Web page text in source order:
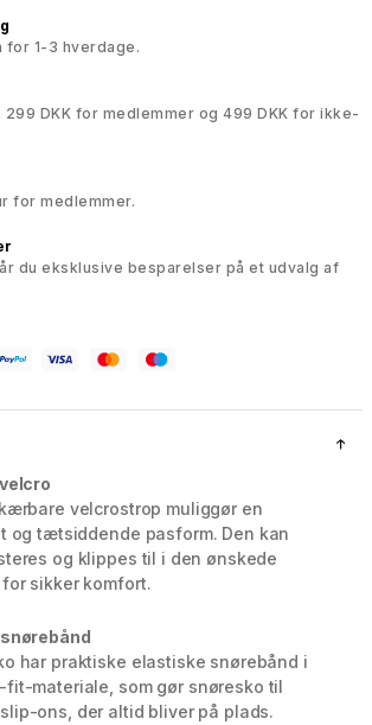
for 1-3 hverdage.
DKK for medlemmer og 499 DKK for ikke-
for medlemmer.
du eksklusive besparelser på et udvalg af
velcrostrop muliggør en
og tætsiddende pasform. Den kan
og klippes til i den ønskede
sikker komfort.
har praktiske elastiske snørebånd i
fit-materiale, som gør snøresko til
ons, der altid bliver på plads.